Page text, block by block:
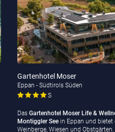
Gartenhotel Moser
Eppan - Südtirols Süden
S
DasGartenhotel Moser Life &
Montiggler Seein Eppan und bietet
Weinberge, Wiesen und